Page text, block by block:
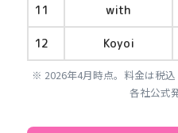
11
with
12
Koyoi
※ 2026年4月時点。料金は税
各社公式